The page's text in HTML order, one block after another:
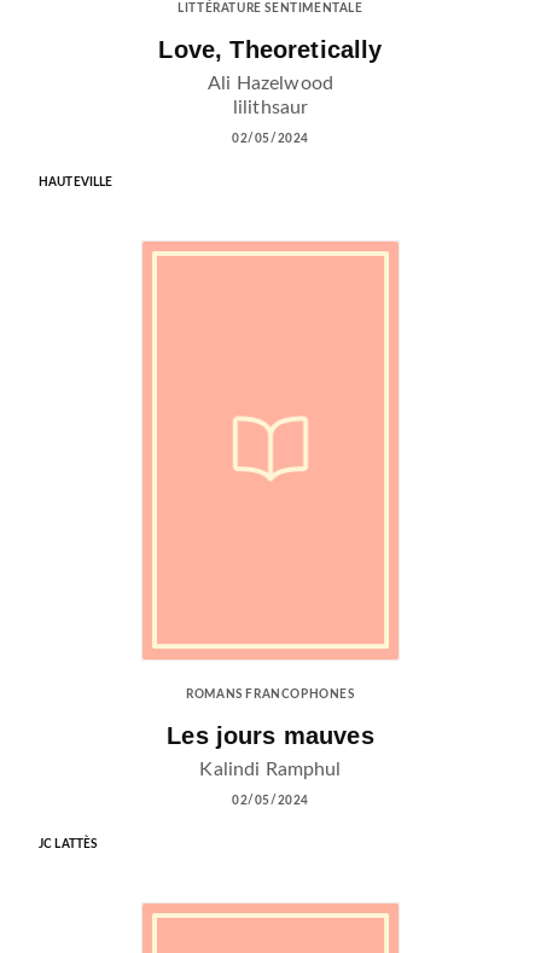
LITTÉRATURE SENTIMENTALE
Love, Theoretically
Ali Hazelwood
lilithsaur
02/05/2024
HAUTEVILLE
ROMANS FRANCOPHONES
Les jours mauves
Kalindi Ramphul
02/05/2024
JC LATTÈS